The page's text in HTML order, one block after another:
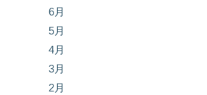
6月
5月
4月
3月
2月